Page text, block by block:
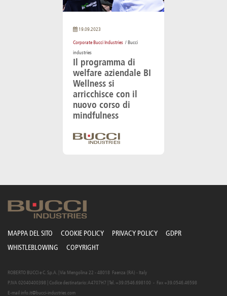
19.09.2023
Corporate Bucci Industries / Bucci
industries
Il programma di
welfare aziendale BI
Wellness si
arricchisce con il
nuovo corso di
mindfulness
MAPPA DEL SITO COOKIE POLICY PRIVACY POLICY
GDPR
WHISTLEBLOWING
COPYRIGHT
ROBERTO BUCCI e C. S.p.A. | Via Mengolina 22 - 48018 Faenza (RA) - Italy
P.IVA 02040400398 | Codice destinatario: A4707H7 | Tel. +39.0546.698100 - Fax +39.0546.46598
E-mail info.it@bucci-industries.com